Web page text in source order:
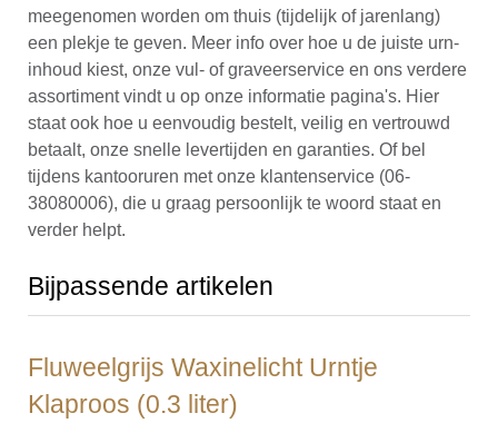
meegenomen worden om thuis (tijdelijk of jarenlang)
een plekje te geven. Meer info over hoe u de juiste urn-
inhoud kiest, onze vul- of graveerservice en ons verdere
assortiment vindt u op onze informatie pagina's. Hier
staat ook hoe u eenvoudig bestelt, veilig en vertrouwd
betaalt, onze snelle levertijden en garanties. Of bel
tijdens kantooruren met onze klantenservice (06-
38080006), die u graag persoonlijk te woord staat en
verder helpt.
Bijpassende artikelen
Fluweelgrijs Waxinelicht Urntje
Klaproos (0.3 liter)